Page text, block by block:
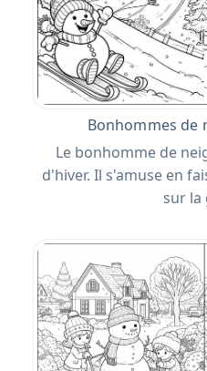
Bonhommes de
Le bonhomme de
d'hiver. Il s'amuse en
sur la